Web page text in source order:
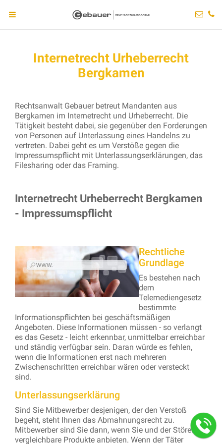
Internetrecht Urheberrecht
Bergkamen
Rechtsanwalt Gebauer betreut Mandanten aus
Bergkamen im Internetrecht und Urheberrecht. Die
Tätigkeit besteht dabei, sie gegenüber den Forderungen
von Personen auf Unterlassung eines Handelns zu
vertreten. Dabei geht es um Verstöße gegen die
Impressumspflicht mit Unterlassungserklärungen, das
Filesharing oder das Framing.
Internetrecht Urheberrecht Bergkamen
- Impressumspflicht
Rechtliche
Grundlage
Es bestehen nach
dem
Telemediengesetz
bestimmte
Informationspflichten bei geschäftsmäßigen
Angeboten. Diese Informationen müssen - so verlangt
es das Gesetz - leicht erkennbar, unmittelbar erreichbar
und ständig verfügbar sein. Daran würde es fehlen,
wenn die Informationen erst nach mehreren
Zwischenschritten erreichbar wären oder versteckt
sind.
Unterlassungserklärung
Sind Sie Mitbewerber desjenigen, der den Verstoß
begeht, steht Ihnen das Abmahnungsrecht zu.
Mitbewerber sind Sie dann, wenn Sie und der Störer
vergleichbare Produkte anbieten. Wenn der Täter